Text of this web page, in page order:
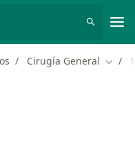
Cirugía General